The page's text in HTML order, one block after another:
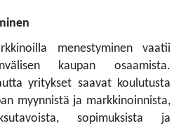
menestyminen vaatii
kaupan osaamista.
yritykset saavat koulutusta
myynnistä ja markkinoinnista,
sopimuksista ja